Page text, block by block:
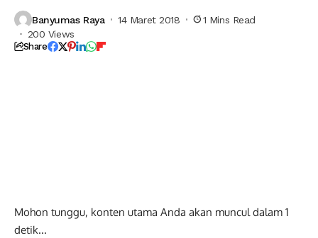
Banyumas Raya 14 Maret 2018
1 Mins Read
200 Views
Share
Mohon tunggu, konten utama Anda akan muncul dalam 1
detik...